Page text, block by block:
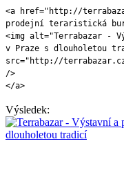
<a href="http://
prodejní teraristická
<img alt="Terrabazar -
v Praze s dlouholetou
src="http://terrabazar.cz/
/>
</a>
Výsledek: